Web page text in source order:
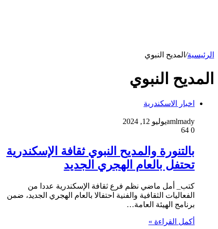
الرئيسية/ المديح النبوي
المديح النبوي
اخبار الاسكندرية
amlmadyيوليو 12, 2024
0
بالتنورة والمديح النبوي ثقافة الإسكندرية
تحتفل بالعام الهجري الجديد
كتب_ أمل ماضي نظم فرع ثقافة الإسكندرية عددا من
الفعاليات الثقافية والفنية احتفالا بالعام الهجري الجديد، ضمن
برنامج الهيئة العامة…
أكمل القراءة »